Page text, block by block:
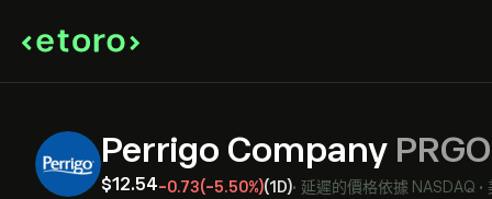
Perrigo Company PRGO
‎$‎12.54-0.73(-5.50%)(1D)• 延遲的價格依據 NASDAQ •